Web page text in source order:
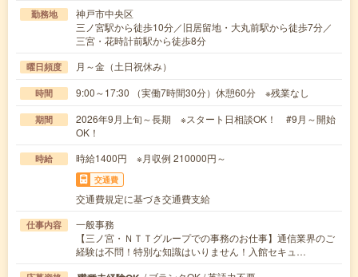
勤務地
神戸市中央区
三ノ宮駅から徒歩10分／旧居留地・大丸前駅から徒歩7分／
三宮・花時計前駅から徒歩8分
曜日頻度 月～金（土日祝休み）
時間 9:00～17:30 （実働7時間30分）休憩60分 ※残業なし
期間
2026年9月上旬～長期 ※スタート日相談OK！ #9月～開始
OK！
時給 時給1400円 ※月収例 210000円～
交通費
交通費規定に基づき交通費支給
仕事内容
一般事務
【三ノ宮・ＮＴＴグループでの事務のお仕事】通信業界のご
経験は不問！特別な知識はいりません！入館セキュ…